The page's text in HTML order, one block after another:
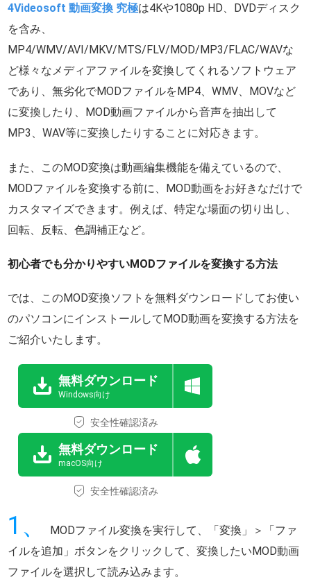
4Videosoft 動画変換 究極は4Kや1080p HD、DVDディスク
を含み、
MP4/WMV/AVI/MKV/MTS/FLV/MOD/MP3/FLAC/WAVな
ど様々なメディアファイルを変換してくれるソフトウェア
であり、無劣化でMODファイルをMP4、WMV、MOVなど
に変換したり、MOD動画ファイルから音声を抽出して
MP3、WAV等に変換したりすることに対応きます。
また、このMOD変換は動画編集機能を備えているので、
MODファイルを変換する前に、MOD動画をお好きなだけで
カスタマイズできます。例えば、特定な場面の切り出し、
回転、反転、色調補正など。
初心者でも分かりやすいMODファイルを変換する方法
では、このMOD変換ソフトを無料ダウンロードしてお使い
のパソコンにインストールしてMOD動画を変換する方法を
ご紹介いたします。
無料ダウンロード
Windows向け
安全性確認済み
無料ダウンロード
macOS向け
安全性確認済み
1、
MODファイル変換を実行して、「変換」＞「ファ
イルを追加」ボタンをクリックして、変換したいMOD動画
ファイルを選択して読み込みます。